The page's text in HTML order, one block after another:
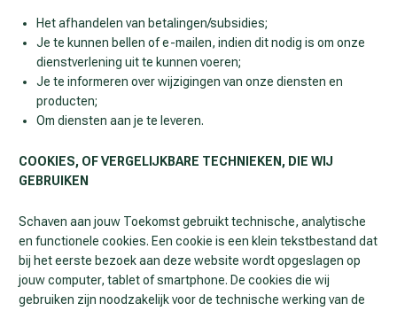
Het afhandelen van betalingen/subsidies;
Je te kunnen bellen of e-mailen, indien dit nodig is om onze
dienstverlening uit te kunnen voeren;
Je te informeren over wijzigingen van onze diensten en
producten;
Om diensten aan je te leveren.
COOKIES, OF VERGELIJKBARE TECHNIEKEN, DIE WIJ
GEBRUIKEN
Schaven aan jouw Toekomst gebruikt technische, analytische
en functionele cookies. Een cookie is een klein tekstbestand dat
bij het eerste bezoek aan deze website wordt opgeslagen op
jouw computer, tablet of smartphone. De cookies die wij
gebruiken zijn noodzakelijk voor de technische werking van de